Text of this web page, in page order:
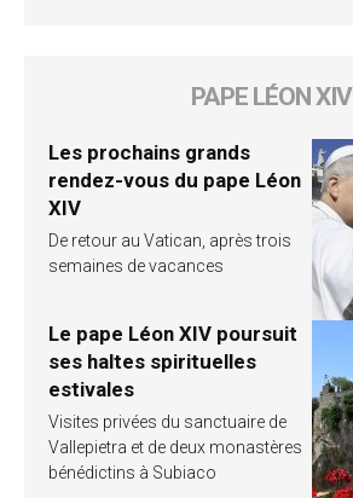
PAPE LÉON XIV
Les prochains grands
rendez-vous du pape Léon
XIV
De retour au Vatican, après trois
semaines de vacances
Le pape Léon XIV poursuit
ses haltes spirituelles
estivales
Visites privées du sanctuaire de
Vallepietra et de deux monastères
bénédictins à Subiaco